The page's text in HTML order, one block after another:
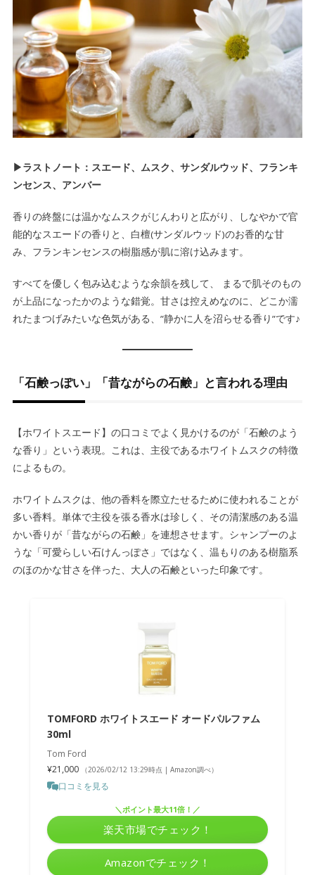
▶ラストノート：スエード、ムスク、サンダルウッド、フランキ
ンセンス、アンバー
香りの終盤には温かなムスクがじんわりと広がり、しなやかで官
能的なスエードの香りと、白檀(サンダルウッド)のお香的な甘
み、フランキンセンスの樹脂感が肌に溶け込みます。
すべてを優しく包み込むような余韻を残して、 まるで肌そのもの
が上品になったかのような錯覚。甘さは控えめなのに、どこか濡
れたまつげみたいな色気がある、”静かに人を沼らせる香り”です♪
「石鹸っぽい」「昔ながらの石鹸」と言われる理由
【ホワイトスエード】の口コミでよく見かけるのが「石鹸のよう
な香り」という表現。これは、主役であるホワイトムスクの特徴
によるもの。
ホワイトムスクは、他の香料を際立たせるために使われることが
多い香料。単体で主役を張る香水は珍しく、その清潔感のある温
かい香りが「昔ながらの石鹸」を連想させます。シャンプーのよ
うな「可愛らしい石けんっぽさ」ではなく、温もりのある樹脂系
のほのかな甘さを伴った、大人の石鹸といった印象です。
TOMFORD ホワイトスエード オードパルファム
30ml
Tom Ford
¥21,000
（2026/02/12 13:29時点 | Amazon調べ）
口コミを見る
Amazonでチェック！
＼ポイント最大11倍！／
楽天市場でチェック！